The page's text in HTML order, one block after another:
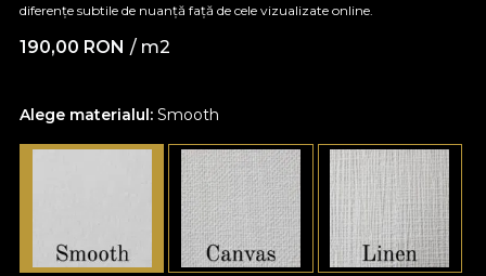
Alege materialul: Smooth
diferențe subtile de nuanță față de cele vizualizate online.
190,00 RON / m2